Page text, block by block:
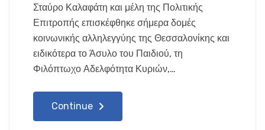
Σταύρο Καλαφάτη και μέλη της Πολιτικής
Επιτροπής επισκέφθηκε σήμερα δομές
κοινωνικής αλληλεγγύης της Θεσσαλονίκης και
ειδικότερα το Άσυλο του Παιδιού, τη
Φιλόπτωχο Αδελφότητα Κυριών,…
Continue